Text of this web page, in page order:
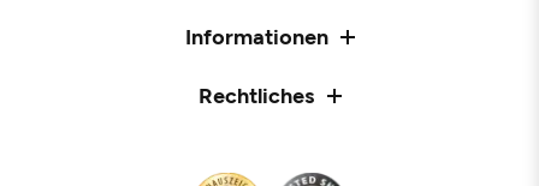
Informationen
Rechtliches